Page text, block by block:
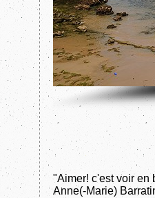
"Aimer! c'est voir en
Anne(-Marie)